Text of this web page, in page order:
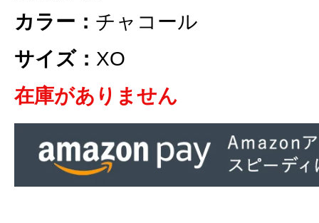
カラー： チャコール
サイズ： XO
在庫がありません